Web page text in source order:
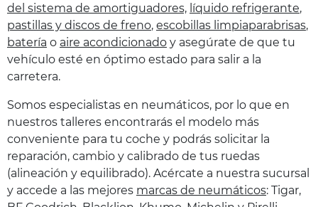
del sistema de amortiguadores, líquido refrigerante,
pastillas y discos de freno, escobillas limpiaparabrisas,
batería o aire acondicionado y asegúrate de que tu
vehículo esté en óptimo estado para salir a la
carretera.
Somos especialistas en neumáticos, por lo que en
nuestros talleres encontrarás el modelo más
conveniente para tu coche y podrás solicitar la
reparación, cambio y calibrado de tus ruedas
(alineación y equilibrado). Acércate a nuestra sucursal
y accede a las mejores marcas de neumáticos: Tigar,